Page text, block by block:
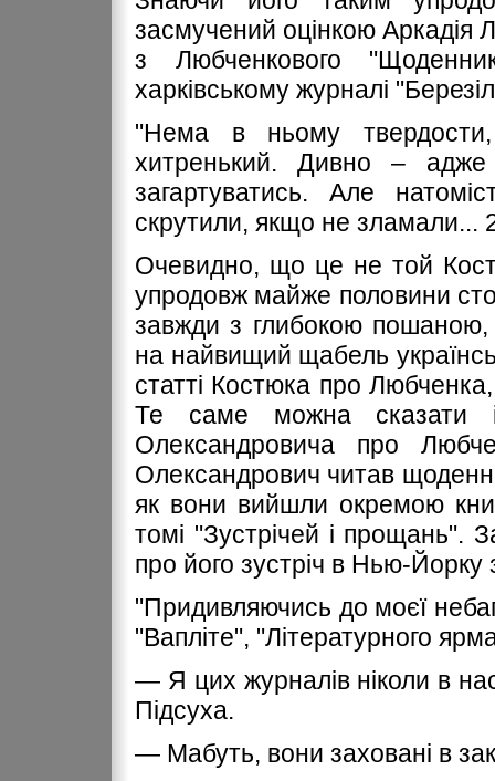
засмучений оцінкою Аркадія
з Любченкового
харківському журналі
"Нема в ньому твердости,
хитренький. Дивно –
загартуватись. Але
скрутили, якщо не зламали...
Очевидно, що це не той
упродовж майже половини
завжди з глибокою пошаною,
на найвищий щабель
статті Костюка про
Те саме можна сказати
Олександровича про
Олександрович читав
як вони вийшли окремою
томі "Зустрічей і прощань".
про його зустріч в Нью-
"Придивляючись до моєї
"Вапліте", "Літературного
— Я цих журналів ніколи в
Підсуха.
— Мабуть, вони заховані в